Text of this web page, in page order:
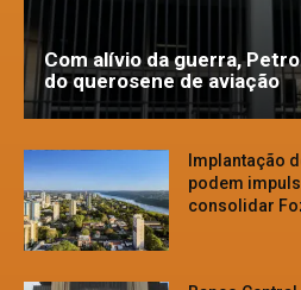
Com alívio da guerra,
do querosene de aviação
Implantação
podem
consolidar